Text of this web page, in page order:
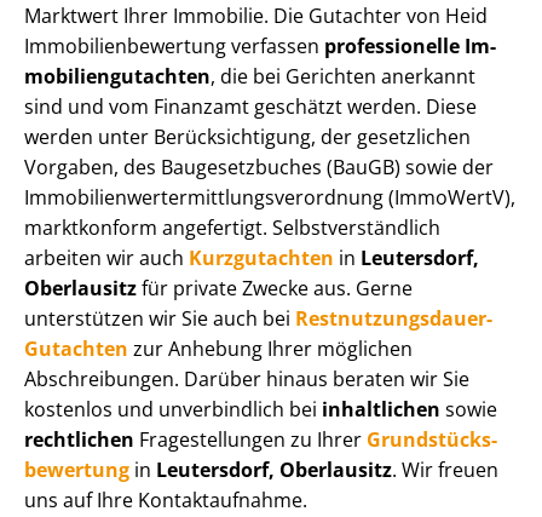
Marktwert Ihrer Immobilie. Die Gutachter von Heid
Im­mo­bi­li­en­be­wer­tung verfassen professionelle Im­
mo­bi­li­en­gut­ach­ten, die bei Gerichten anerkannt
sind und vom Finanzamt geschätzt werden. Diese
werden unter Be­rück­sich­ti­gung, der gesetzlichen
Vorgaben, des Baugesetzbuches (BauGB) sowie der
Im­mo­bi­li­en­wert­ermitt­lungs­ver­ord­nung (ImmoWertV),
marktkonform angefertigt. Selbst­ver­ständ­lich
arbeiten wir auch Kurzgutachten in Leutersdorf,
Oberlausitzfür private Zwecke aus. Gerne
unterstützen wir Sie auch bei Rest­nut­zungs­dau­er-
Gutachten zur Anhebung Ihrer möglichen
Abschreibungen. Darüber hinaus beraten wir Sie
kostenlos und unverbindlich bei inhaltlichen sowie
rechtlichen Fragestellungen zu Ihrer Grund­stücks­
be­wer­tung in Leutersdorf, Oberlausitz. Wir freuen
uns auf Ihre Kontaktaufnahme.